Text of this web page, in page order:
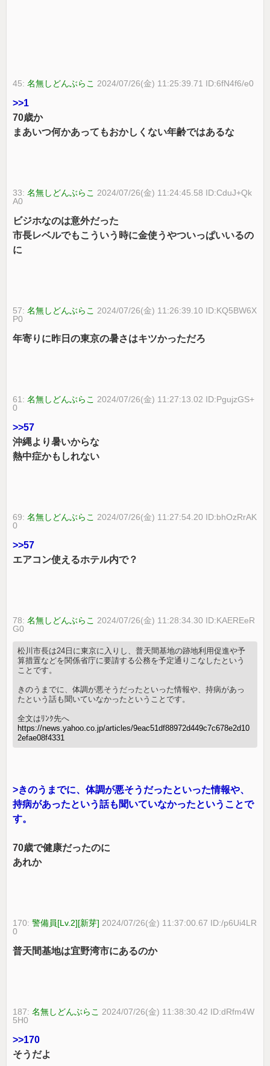
45:名無しどんぶらこ 2024/07/26(金) 11:25:39.71 ID:6fN4f6/e0
>>1
70歳か
まあいつ何かあってもおかしくない年齢ではあるな
33:名無しどんぶらこ 2024/07/26(金) 11:24:45.58 ID:CduJ+Qk
A0
ビジホなのは意外だった
市長レベルでもこういう時に金使うやついっぱいいるの
に
57:名無しどんぶらこ 2024/07/26(金) 11:26:39.10 ID:KQ5BW6X
P0
年寄りに昨日の東京の暑さはキツかっただろ
61:名無しどんぶらこ 2024/07/26(金) 11:27:13.02 ID:PgujzGS+
0
>>57
沖縄より暑いからな
熱中症かもしれない
69:名無しどんぶらこ 2024/07/26(金) 11:27:54.20 ID:bhOzRrAK
0
>>57
エアコン使えるホテル内で？
78:名無しどんぶらこ 2024/07/26(金) 11:28:34.30 ID:KAEREeR
G0
松川市長は24日に東京に入りし、普天間基地の跡地利用促進や予
算措置などを関係省庁に要請する公務を予定通りこなしたという
ことです。
きのうまでに、体調が悪そうだったといった情報や、持病があっ
たという話も聞いていなかったということです。
全文はﾘﾝｸ先へ
https://news.yahoo.co.jp/articles/9eac51df88972d449c7c678e2d10
2efae08f4331
>きのうまでに、体調が悪そうだったといった情報や、
持病があったという話も聞いていなかったということで
す。
70歳で健康だったのに
あれか
170:警備員[Lv.2][新芽] 2024/07/26(金) 11:37:00.67 ID:/p6Ui4LR
0
普天間基地は宜野湾市にあるのか
187:名無しどんぶらこ 2024/07/26(金) 11:38:30.42 ID:dRfm4W
5H0
>>170
そうだよ